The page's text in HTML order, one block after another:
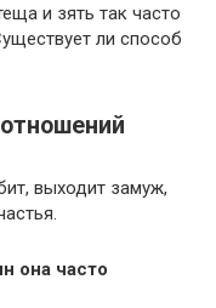
и зять так часто
ли способ
выходит замуж,
она часто